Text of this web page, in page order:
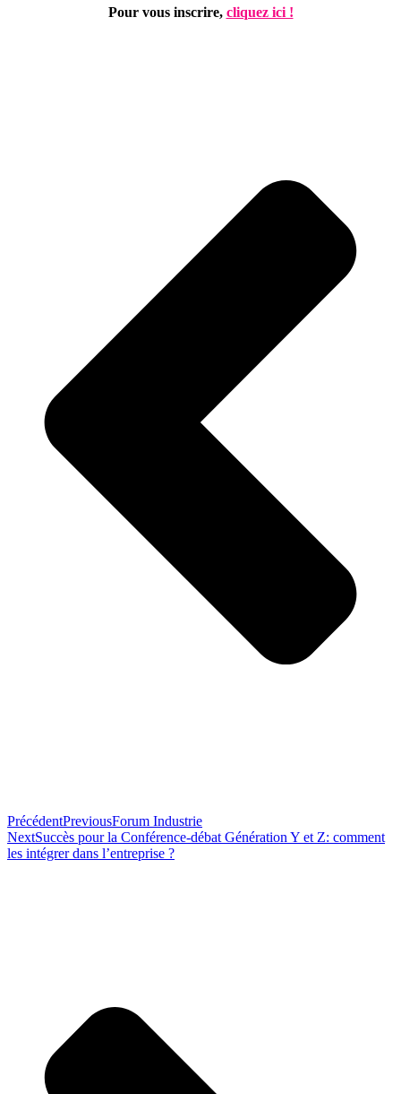
Pour vous inscrire, cliquez ici !
PrécédentPreviousForum Industrie
NextSuccès pour la Conférence-débat Génération Y et Z: comment
les intégrer dans l’entreprise ?